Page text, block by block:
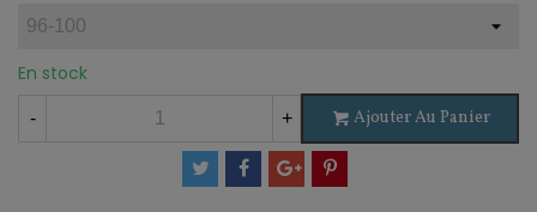
En stock
- + Ajouter Au Panier